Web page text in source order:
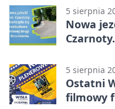
5 sierpnia
Nowa
5 sierpnia
Ostatni
filmowy